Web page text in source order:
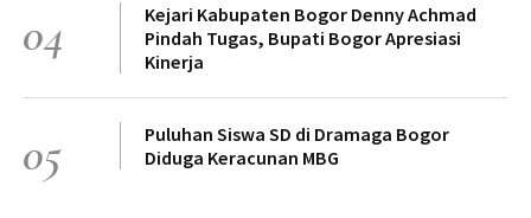
04
Kejari Kabupaten Bogor Denny Achmad
Pindah Tugas, Bupati Bogor Apresiasi
Kinerja
05
Puluhan Siswa SD di Dramaga Bogor
Diduga Keracunan MBG